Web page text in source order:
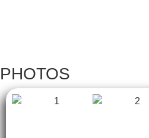
PHOTOS